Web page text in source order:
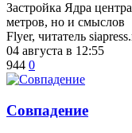
Застройка Ядра
метров, но и смыслов
Flyer, читатель
04 августа в 12:55
944 0
​Совпадение